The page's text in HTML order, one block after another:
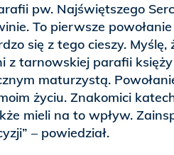
pw. Najświętszego
To pierwsze
się z tego cieszy. Myślę,
z tarnowskiej parafii
maturzystą.
życiu. Znakomici
mieli na to wpływ.
– powiedział.